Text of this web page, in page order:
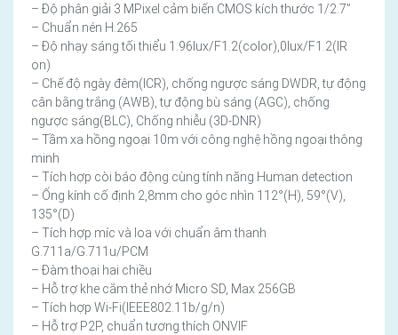
– Độ phân giải 3 MPixel cảm biến CMOS kích thước 1/2.7”
– Chuẩn nén H.265
– Độ nhạy sáng tối thiểu 1.96lux/F1.2(color),0lux/F1.2(IR
on)
– Chế độ ngày đêm(ICR), chống ngược sáng DWDR, tự động
cân bằng trắng (AWB), tự động bù sáng (AGC), chống
ngược sáng(BLC), Chống nhiễu (3D-DNR)
– Tầm xa hồng ngoại 10m với công nghệ hồng ngoại thông
minh
– Tích hợp còi báo động cùng tính năng Human detection
– Ống kính cố định 2,8mm cho góc nhìn 112°(H), 59°(V),
135°(D)
– Tích hợp míc và loa với chuẩn âm thanh
G.711a/G.711u/PCM
– Đàm thoại hai chiều
– Hỗ trợ khe cắm thẻ nhớ Micro SD, Max 256GB
– Tích hợp Wi-Fi(IEEE802.11b/g/n)
– Hỗ trợ P2P, chuẩn tương thích ONVIF